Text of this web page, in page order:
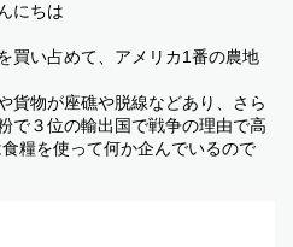
にちは
買い占めて、アメリカ1番の農地
貨物が座礁や脱線などあり、さら
で３位の輸出国で戦争の理由で高
糧を使って何か企んでいるので